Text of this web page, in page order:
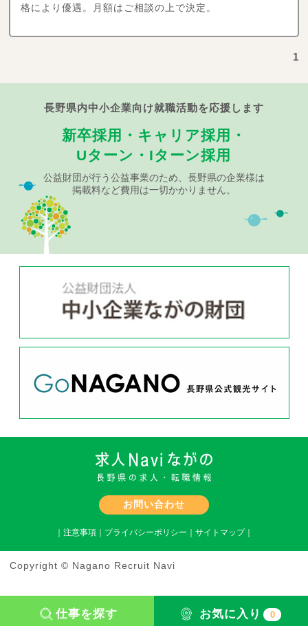
格により優遇。月額はご相談の上で決定。
1
長野県内中小企業向け就職活動を応援します
新卒採用・キャリア採用・
Uターン・Iターン採用
公益財団が行う公益事業のため、長野県の企業様は
掲載料など費用は一切かかりません。
お問い合わせ
｜ 注意事項｜ プライバシーポリシー ｜ サイトマップ｜
Copyright © Nagano Recruit Navi
仕事を探す お気に入り 0